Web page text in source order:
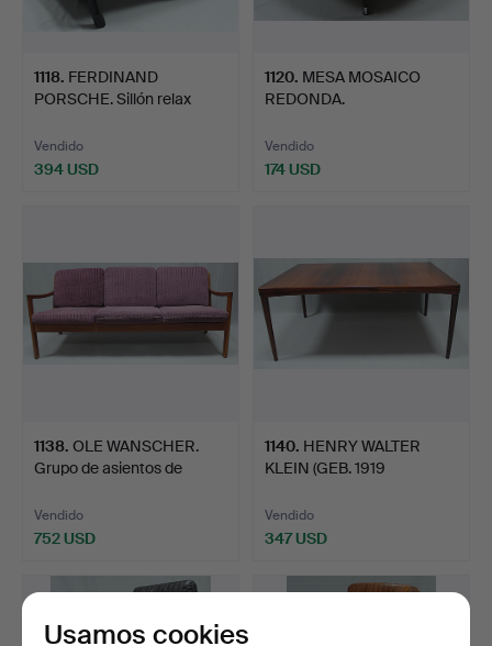
1118. FERDINAND
PORSCHE. Sillón relax
Vendido
394 USD
1120. MESA MOSAICO
REDONDA.
Vendido
174 USD
1138. OLE WANSCHER.
Grupo de asientos de
Vendido
752 USD
1140. HENRY WALTER
KLEIN (GEB. 1919
Vendido
347 USD
Usamos cookies